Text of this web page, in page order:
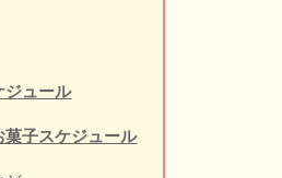
ジュール
子スケジュール